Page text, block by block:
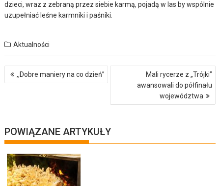
dzieci, wraz z zebraną przez siebie karmą, pojadą w las by wspólnie
uzupełniać leśne karmniki i paśniki.
Aktualności
Nawigacja
wpisu,,Dobre maniery na co dzień”
Mali rycerze z „Trójki”
awansowali do półfinału
województwa
POWIĄZANE ARTYKUŁY